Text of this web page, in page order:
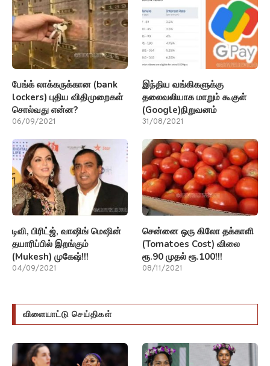
பேங்க் லாக்கருக்கான (bank
lockers) புதிய விதிமுறைகள்
சொல்வது என்ன?
06/09/2021
இந்திய வங்கிகளுக்கு
தலைவலியாக மாறும் கூகுள்
(Google)நிறுவனம்
31/08/2021
டிவி, பிரிட்ஜ், வாஷிங் மெஷின்
தயாரிப்பில் இறங்கும்
(Mukesh) முகேஷ்!!!
04/09/2021
சென்னை ஒரு கிலோ தக்காளி
(Tomatoes Cost) விலை
ரூ.90 முதல் ரூ.100!!!
08/11/2021
விளையாட்டு செய்திகள்